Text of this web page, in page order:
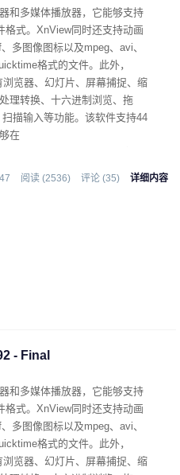
和多媒体播放器，它能够支持
格式。XnView同时还支持动画
多图像图标以及mpeg、avi、
格式的文件。此外，
览器、幻灯片、屏幕捕捉、缩
理转换、十六进制浏览、拖
描输入等功能。该软件支持44
在
阅读 (2536) 评论 (35) 详细内容
- Final
和多媒体播放器，它能够支持
格式。XnView同时还支持动画
多图像图标以及mpeg、avi、
格式的文件。此外，
览器、幻灯片、屏幕捕捉、缩